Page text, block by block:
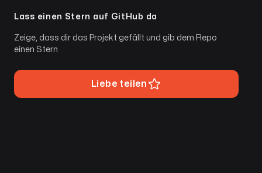
Lass einen Stern auf GitHub da
Zeige, dass dir das Projekt gefällt und gib dem Repo
einen Stern
Liebe teilen